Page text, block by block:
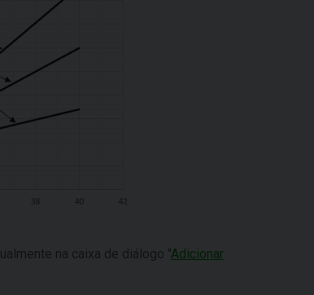
na caixa de diálogo "Adicionar